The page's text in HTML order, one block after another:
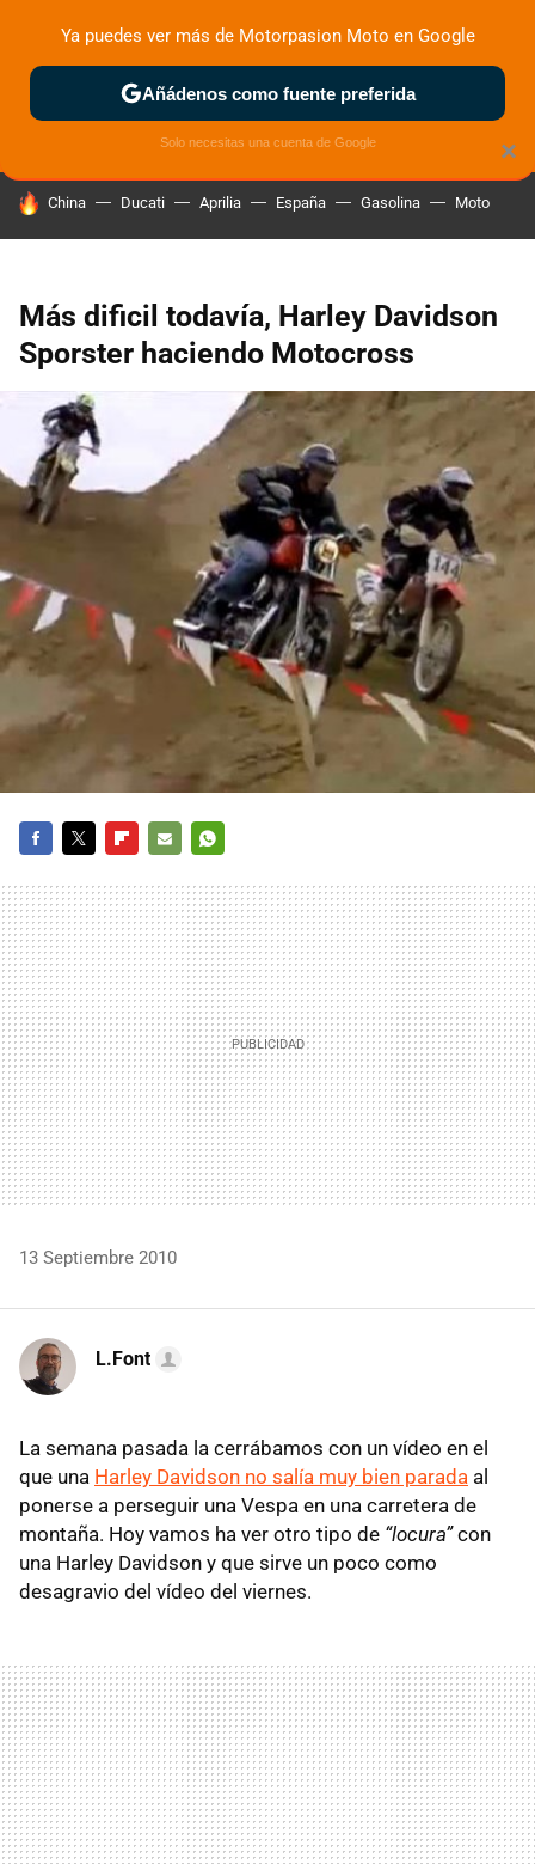
ZONA DE PRUEBAS DEPORTIVAS MOTOS ELÉCTRICAS
HOY SE HABLA DE
China Ducati Aprilia España Gasolina Moto
Más dificil todavía, Harley Davidson
Sporster haciendo Motocross
MAIL
13 Septiembre 2010
L.Font
La semana pasada la cerrábamos con un vídeo en el
que una Harley Davidson no salía muy bien parada al
ponerse a perseguir una Vespa en una carretera de
montaña. Hoy vamos ha ver otro tipo de “locura”con
una Harley Davidson y que sirve un poco como
desagravio del vídeo del viernes.
×
Ya puedes ver más de Motorpasion Moto en Google
Añádenos como fuente preferida
Solo necesitas una cuenta de Google